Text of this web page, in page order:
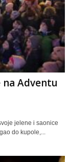
Adventu
jelene i saonice
do kupole,...